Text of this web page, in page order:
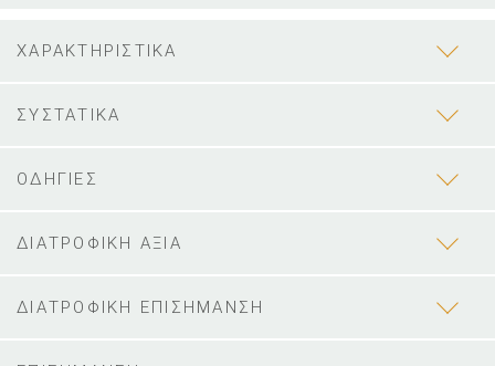
ΧΑΡΑΚΤΗΡΙΣΤΙΚΑ
ΣΥΣΤΑΤΙΚΑ
ΟΔΗΓΙΕΣ
ΔΙΑΤΡΟΦΙΚΗ ΑΞΙΑ
ΔΙΑΤΡΟΦΙΚΗ ΕΠΙΣΗΜΑΝΣΗ